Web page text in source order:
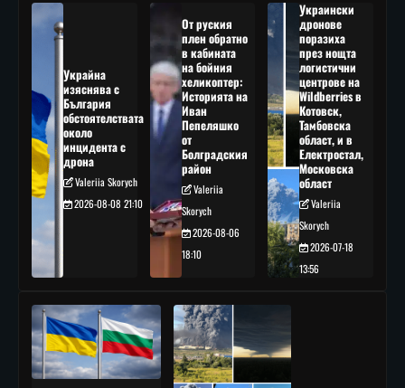
Украйна
изяснява с
България
обстоятелствата
около
инцидента с
дрона
Valeriia Skorych
2026-08-08 21:10
От руския
плен обратно
в кабината
на бойния
хеликоптер:
Историята на
Иван
Пепеляшко
от
Болградския
район
Valeriia
Skorych
2026-08-06
18:10
Украински
дронове
поразиха
през нощта
логистични
центрове на
Wildberries в
Котовск,
Тамбовска
област, и в
Електростал,
Московска
област
Valeriia
Skorych
2026-07-18
13:56